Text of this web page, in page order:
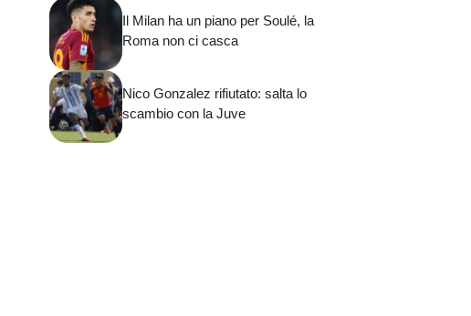
Il Milan ha un piano per Soulé, la
Roma non ci casca
Nico Gonzalez rifiutato: salta lo
scambio con la Juve